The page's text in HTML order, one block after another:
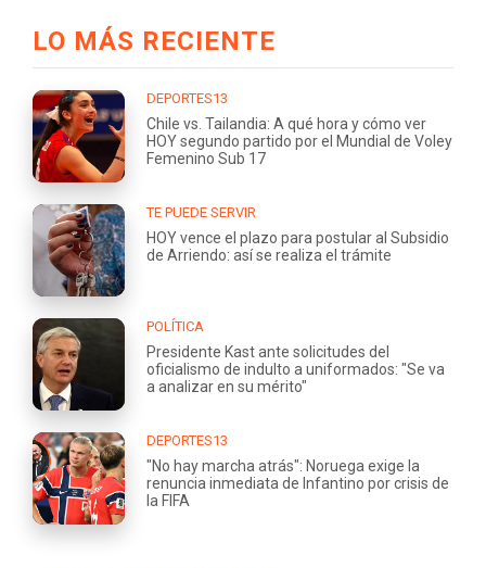
LO MÁS RECIENTE
DEPORTES13
Chile vs. Tailandia: A qué hora y cómo ver
HOY segundo partido por el Mundial de Voley
Femenino Sub 17
TE PUEDE SERVIR
HOY vence el plazo para postular al Subsidio
de Arriendo: así se realiza el trámite
POLÍTICA
Presidente Kast ante solicitudes del
oficialismo de indulto a uniformados: "Se va
a analizar en su mérito"
DEPORTES13
"No hay marcha atrás": Noruega exige la
renuncia inmediata de Infantino por crisis de
la FIFA